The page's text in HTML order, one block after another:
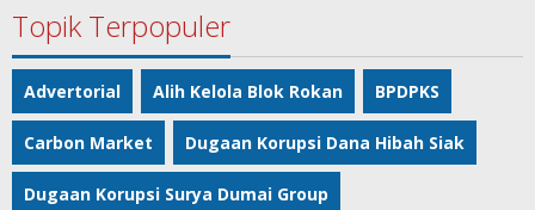
Topik Terpopuler
Advertorial Alih Kelola Blok Rokan BPDPKS
Carbon Market Dugaan Korupsi Dana Hibah Siak
Dugaan Korupsi Surya Dumai Group